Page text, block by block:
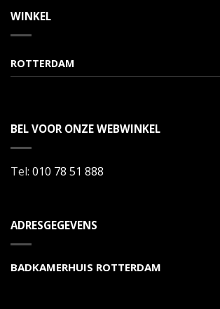
WINKEL
ROTTERDAM
BEL VOOR ONZE WEBWINKEL
Tel: 010 78 51 888
ADRESGEGEVENS
BADKAMERHUIS ROTTERDAM